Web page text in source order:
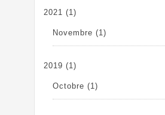
2021 (1)
Novembre (1)
2019 (1)
Octobre (1)